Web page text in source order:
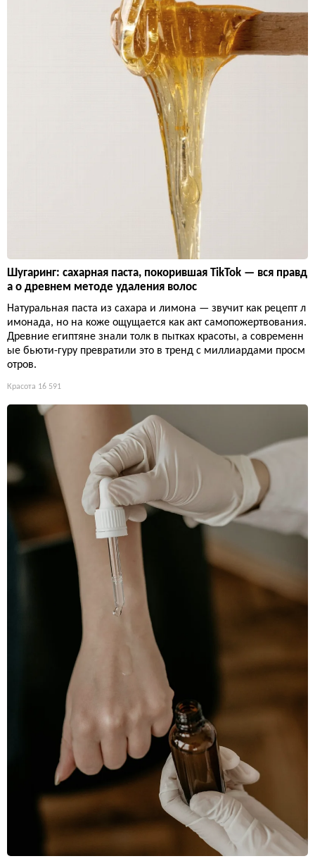
Шугаринг: сахарная паста, покорившая TikTok — вся правд
а о древнем методе удаления волос
Натуральная паста из сахара и лимона — звучит как рецепт л
имонада, но на коже ощущается как акт самопожертвования.
Древние египтяне знали толк в пытках красоты, а современн
ые бьюти-гуру превратили это в тренд с миллиардами просм
отров.
Красота 16 591